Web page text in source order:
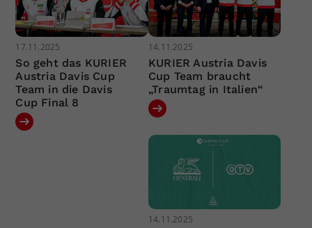
17.11.2025
So geht das KURIER
Austria Davis Cup
Team in die Davis
Cup Final 8
14.11.2025
KURIER Austria Davis
Cup Team braucht
„Traumtag in Italien“
14.11.2025